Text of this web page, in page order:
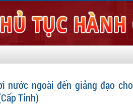
nước ngoài đến giảng đạo cho
Tỉnh)